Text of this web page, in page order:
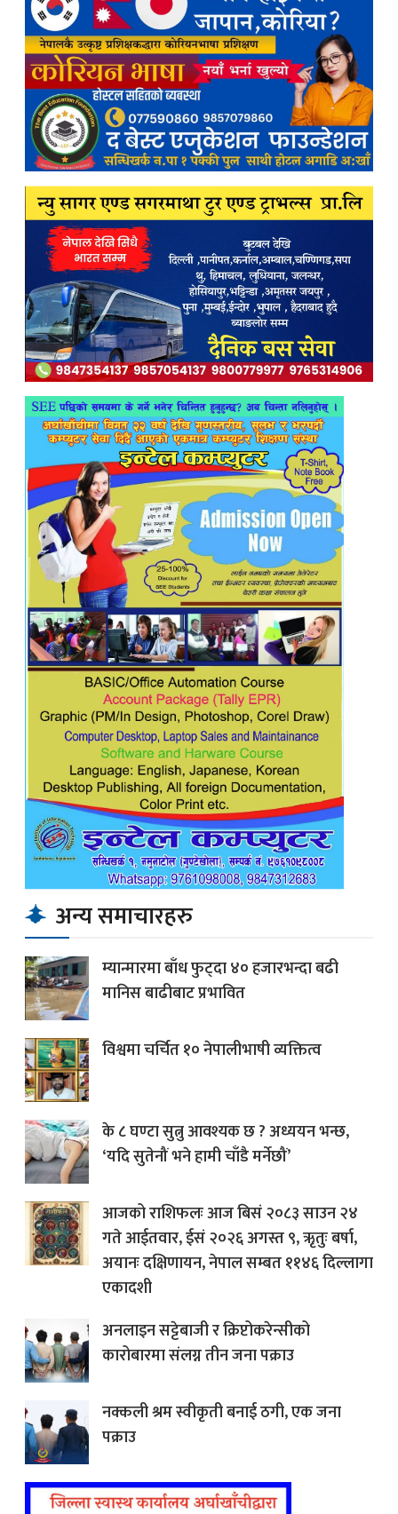
अन्य समाचारहरु
म्यान्मारमा बाँध फुट्दा ४० हजारभन्दा बढी
मानिस बाढीबाट प्रभावित
विश्वमा चर्चित १० नेपालीभाषी व्यक्तित्व
के ८ घण्टा सुत्नु आवश्यक छ ? अध्ययन भन्छ,
‘यदि सुतेनौं भने हामी चाँडै मर्नेछौं’
आजको राशिफलः आज बिसं २०८३ साउन २४
गते आईतवार, ईसं २०२६ अगस्त ९, ऋृतुः बर्षा,
अयानः दक्षिणायन, नेपाल सम्बत ११४६ दिल्लागा
एकादशी
अनलाइन सट्टेबाजी र क्रिप्टोकरेन्सीको
कारोबारमा संलग्न तीन जना पक्राउ
नक्कली श्रम स्वीकृती बनाई ठगी, एक जना
पक्राउ